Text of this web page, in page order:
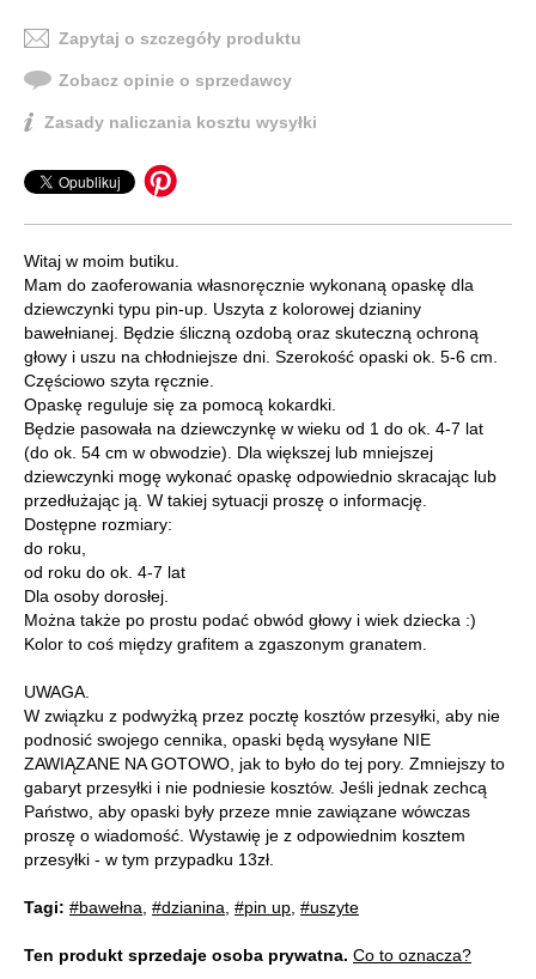
Zapytaj o szczegóły produktu
Zobacz opinie o sprzedawcy
Zasady naliczania kosztu wysyłki
Witaj w moim butiku.
Mam do zaoferowania własnoręcznie wykonaną opaskę dla
dziewczynki typu pin-up. Uszyta z kolorowej dzianiny
bawełnianej. Będzie śliczną ozdobą oraz skuteczną ochroną
głowy i uszu na chłodniejsze dni. Szerokość opaski ok. 5-6 cm.
Częściowo szyta ręcznie.
Opaskę reguluje się za pomocą kokardki.
Będzie pasowała na dziewczynkę w wieku od 1 do ok. 4-7 lat
(do ok. 54 cm w obwodzie). Dla większej lub mniejszej
dziewczynki mogę wykonać opaskę odpowiednio skracając lub
przedłużając ją. W takiej sytuacji proszę o informację.
Dostępne rozmiary:
do roku,
od roku do ok. 4-7 lat
Dla osoby dorosłej.
Można także po prostu podać obwód głowy i wiek dziecka :)
Kolor to coś między grafitem a zgaszonym granatem.
UWAGA.
W związku z podwyżką przez pocztę kosztów przesyłki, aby nie
podnosić swojego cennika, opaski będą wysyłane NIE
ZAWIĄZANE NA GOTOWO, jak to było do tej pory. Zmniejszy to
gabaryt przesyłki i nie podniesie kosztów. Jeśli jednak zechcą
Państwo, aby opaski były przeze mnie zawiązane wówczas
proszę o wiadomość. Wystawię je z odpowiednim kosztem
przesyłki - w tym przypadku 13zł.
Tagi: #bawełna #dzianina #pin up #uszyte
Ten produkt sprzedaje osoba prywatna. Co to oznacza?